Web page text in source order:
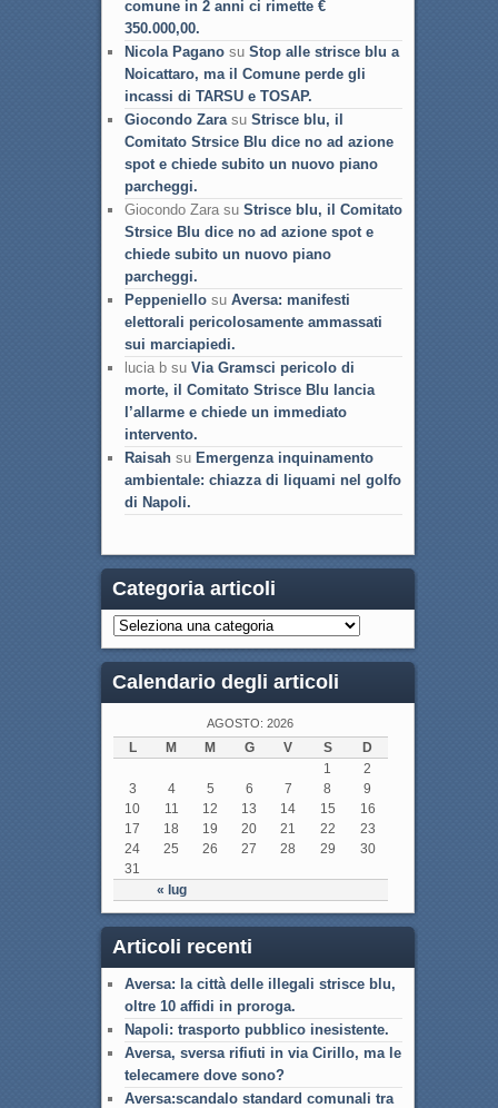
comune in 2 anni ci rimette €
350.000,00.
Nicola Paganosu Stop alle strisce blu a
Noicattaro, ma il Comune perde gli
incassi di TARSU e TOSAP.
Giocondo Zarasu Strisce blu, il
Comitato Strsice Blu dice no ad azione
spot e chiede subito un nuovo piano
parcheggi.
Giocondo Zara su Strisce blu, il Comitato
Strsice Blu dice no ad azione spot e
chiede subito un nuovo piano
parcheggi.
Peppeniellosu Aversa: manifesti
elettorali pericolosamente ammassati
sui marciapiedi.
lucia b su Via Gramsci pericolo di
morte, il Comitato Strisce Blu lancia
l’allarme e chiede un immediato
intervento.
Raisahsu Emergenza inquinamento
ambientale: chiazza di liquami nel golfo
di Napoli.
Categoria articoli
Calendario degli articoli
AGOSTO: 2026
L M M G V S D
« lug
1
2
3
4 5 6 7 8
9
10
11 12 13 14 15
16
17
18 19 20 21 22
23
24
25 26 27 28 29
30
31
Articoli recenti
Aversa: la città delle illegali strisce blu,
oltre 10 affidi in proroga.
Napoli: trasporto pubblico inesistente.
Aversa, sversa rifiuti in via Cirillo, ma le
telecamere dove sono?
Aversa:scandalo standard comunali tra